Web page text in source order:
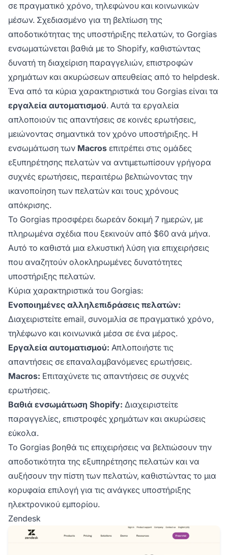
σε πραγματικό χρόνο, τηλεφώνου και κοινωνικών
μέσων. Σχεδιασμένο για τη βελτίωση της
αποδοτικότητας της υποστήριξης πελατών, το Gorgias
ενσωματώνεται βαθιά με το Shopify, καθιστώντας
δυνατή τη διαχείριση παραγγελιών, επιστροφών
χρημάτων και ακυρώσεων απευθείας από το helpdesk.
Ένα από τα κύρια χαρακτηριστικά του Gorgias είναι τα
εργαλεία αυτοματισμού. Αυτά τα εργαλεία
απλοποιούν τις απαντήσεις σε κοινές ερωτήσεις,
μειώνοντας σημαντικά τον χρόνο υποστήριξης. Η
ενσωμάτωση των Macros επιτρέπει στις ομάδες
εξυπηρέτησης πελατών να αντιμετωπίσουν γρήγορα
συχνές ερωτήσεις, περαιτέρω βελτιώνοντας την
ικανοποίηση των πελατών και τους χρόνους
απόκρισης.
Το Gorgias προσφέρει δωρεάν δοκιμή 7 ημερών, με
πληρωμένα σχέδια που ξεκινούν από $60 ανά μήνα.
Αυτό το καθιστά μια ελκυστική λύση για επιχειρήσεις
που αναζητούν ολοκληρωμένες δυνατότητες
υποστήριξης πελατών.
Κύρια χαρακτηριστικά του Gorgias:
Ενοποιημένες αλληλεπιδράσεις πελατών:
Διαχειριστείτε email, συνομιλία σε πραγματικό χρόνο,
τηλέφωνο και κοινωνικά μέσα σε ένα μέρος.
Εργαλεία αυτοματισμού: Απλοποιήστε τις
απαντήσεις σε επαναλαμβανόμενες ερωτήσεις.
Macros: Επιταχύνετε τις απαντήσεις σε συχνές
ερωτήσεις.
Βαθιά ενσωμάτωση Shopify: Διαχειριστείτε
παραγγελίες, επιστροφές χρημάτων και ακυρώσεις
εύκολα.
Το Gorgias βοηθά τις επιχειρήσεις να βελτιώσουν την
αποδοτικότητα της εξυπηρέτησης πελατών και να
αυξήσουν την πίστη των πελατών, καθιστώντας το μια
κορυφαία επιλογή για τις ανάγκες υποστήριξης
ηλεκτρονικού εμπορίου.
Zendesk